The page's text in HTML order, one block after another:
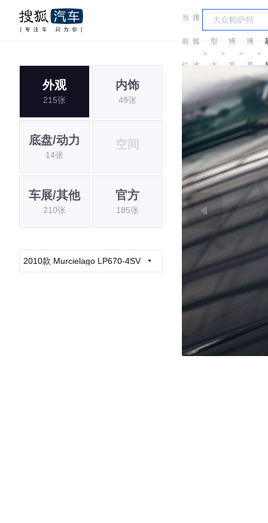
当
前
位
置:
搜
狐
汽
车
＞
车
型
大
全
＞
兰
博
基
尼
＞
兰
博
基
尼
＞
外观
215张
内饰
49张
底盘/动力
14张
空间
车展/其他
210张
官方
185张
2010款 Murcielago LP670-4SV